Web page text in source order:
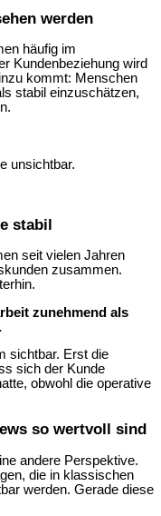
werden
häufig im
Kundenbeziehung wird
kommt: Menschen
stabil einzuschätzen,
unsichtbar.
stabil
seit vielen Jahren
zusammen.
zunehmend als
sichtbar. Erst die
sich der Kunde
obwohl die operative
so wertvoll sind
andere Perspektive.
die in klassischen
werden. Gerade diese